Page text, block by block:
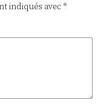
indiqués avec*